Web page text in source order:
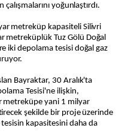
yoğunlaştırdı.
metreküp kapasiteli Silivri
metreküplük Tuz Gölü Doğal
iki depolama tesisi doğal gaz
Bayraktar, 30 Aralık'ta
Tesisi'ne ilişkin,
metreküpe yani 1 milyar
şekilde bir proje üzerinde
tesisin kapasitesini daha da